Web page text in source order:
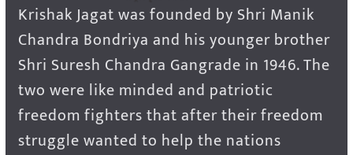
Krishak Jagat was founded by Shri Manik
Chandra Bondriya and his younger brother
Shri Suresh Chandra Gangrade in 1946. The
two were like minded and patriotic
freedom fighters that after their freedom
struggle wanted to help the nations